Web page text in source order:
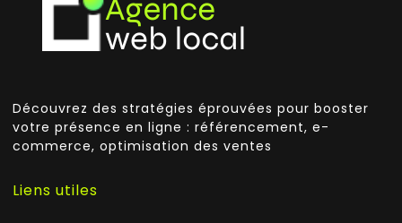
Découvrez des stratégies éprouvées pour booster
votre présence en ligne : référencement, e-
commerce, optimisation des ventes
Liens utiles